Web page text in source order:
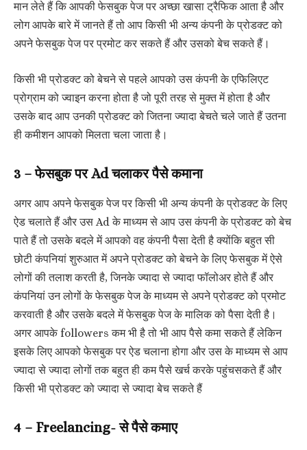
मान लेते हैं कि आपकी फेसबुक पेज पर अच्छा खासा ट्रैफिक आता है और
लोग आपके बारे में जानते हैं तो आप किसी भी अन्य कंपनी के प्रोडक्ट को
अपने फेसबुक पेज पर प्रमोट कर सकते हैं और उसको बेच सकते हैं।
किसी भी प्रोडक्ट को बेचने से पहले आपको उस कंपनी के एफिलिएट
प्रोग्राम को ज्वाइन करना होता है जो पूरी तरह से मुक्त में होता है और
उसके बाद आप उनकी प्रोडक्ट को जितना ज्यादा बेचते चले जाते हैं उतना
ही कमीशन आपको मिलता चला जाता है।
3 – फेसबुक पर Ad चलाकर पैसे कमाना
अगर आप अपने फेसबुक पेज पर किसी भी अन्य कंपनी के प्रोडक्ट के लिए
ऐड चलाते हैं और उस Ad के माध्यम से आप उस कंपनी के प्रोडक्ट को बेच
पाते हैं तो उसके बदले में आपको वह कंपनी पैसा देती है क्योंकि बहुत सी
छोटी कंपनियां शुरुआत में अपने प्रोडक्ट को बेचने के लिए फेसबुक में ऐसे
लोगों की तलाश करती है, जिनके ज्यादा से ज्यादा फॉलोअर होते हैं और
कंपनियां उन लोगों के फेसबुक पेज के माध्यम से अपने प्रोडक्ट को प्रमोट
करवाती है और उसके बदले में फेसबुक पेज के मालिक को पैसा देती है।
अगर आपके followers कम भी है तो भी आप पैसे कमा सकते हैं लेकिन
इसके लिए आपको फेसबुक पर ऐड चलाना होगा और उस के माध्यम से आप
ज्यादा से ज्यादा लोगों तक बहुत ही कम पैसे खर्च करके पहुंचसकते हैं और
किसी भी प्रोडक्ट को ज्यादा से ज्यादा बेच सकते हैं
4 – Freelancing- से पैसे कमाए